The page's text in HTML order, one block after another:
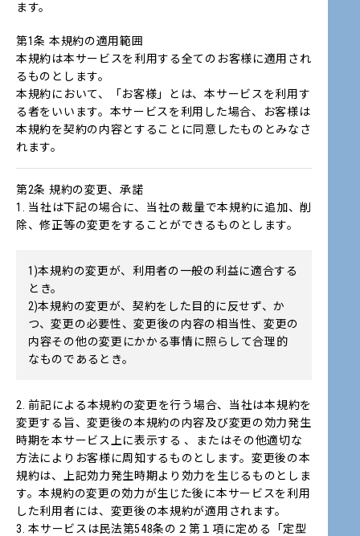
ます。
第1条 本規約の適用範囲
本規約は本サービスを利用する全てのお客様に適用され
るものとします。
本規約において、「お客様」とは、本サービスを利用す
る者をいいます。本サービスを利用した場合、お客様は
本規約を契約の内容とすることに同意したものとみなさ
れます。
第2条 規約の変更、承諾
1. 当社は下記の場合に、当社の裁量で本規約に追加、削
除、修正等の変更をすることができるものとします。
1)本規約の変更が、利用者の一般の利益に適合する
とき。
2)本規約の変更が、契約をした目的に反せず、か
つ、変更の必要性、変更後の内容の相当性、変更の
内容その他の変更にかかる事情に照らして合理的
なものであるとき。
2. 前記による本規約の変更を行う場合、当社は本規約を
変更する旨、変更後の本規約の内容及び変更の効力発生
時期を本サービス上に表示する 、またはその他適切な
方法によりお客様に周知するものとします。変更後の本
規約は、上記効力発生時期より効力を生じるものとしま
す。本規約の変更の効力が生じた後に本サービスを利用
した利用者には、変更後の本規約が適用されます。
3. 本サービスは民法第548条の２第１項に定める「定型